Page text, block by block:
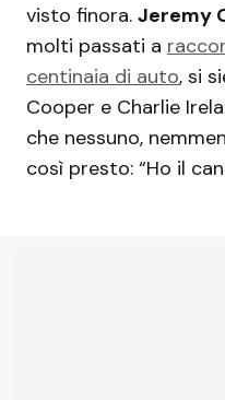
visto finora. Jeremy
molti passati a
centinaia di auto, si
Cooper e Charlie
che nessuno,
così presto: “Ho il